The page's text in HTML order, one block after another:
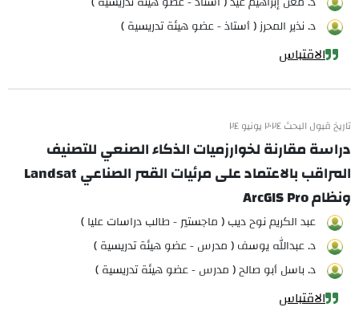
د. نذير المحرز ( أستاذ - عضو هيئة تدريسية )
الاقتباس
تاريخ قبول البحث ٢٠٢٤ يونيو ٢٤
دراسة مقارنة لخوارزميات الذكاء الصنعي للتصنيف
المراقب بالاعتماد على مرئيات القمر الصناعي Landsat
ونظام ArcGIS Pro
عبد الكريم نوح ديب ( ماجستير - طالب دراسات عليا )
د. عبدالله يوسف ( مدرس - عضو هيئة تدريسية )
د. باسل أبو صالح ( مدرس - عضو هيئة تدريسية )
الاقتباس